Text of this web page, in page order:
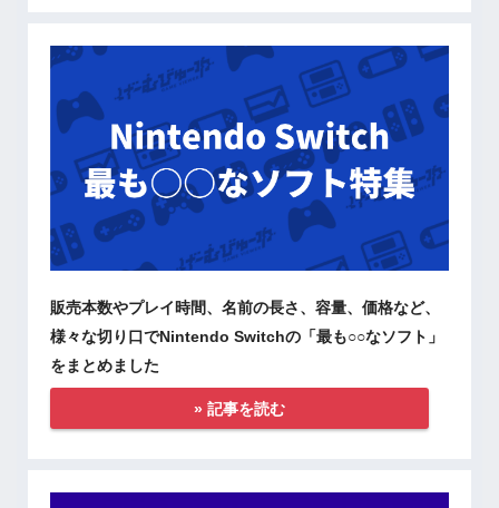
販売本数やプレイ時間、名前の長さ、容量、価格など、
様々な切り口でNintendo Switchの「最も○○なソフト」
をまとめました
» 記事を読む